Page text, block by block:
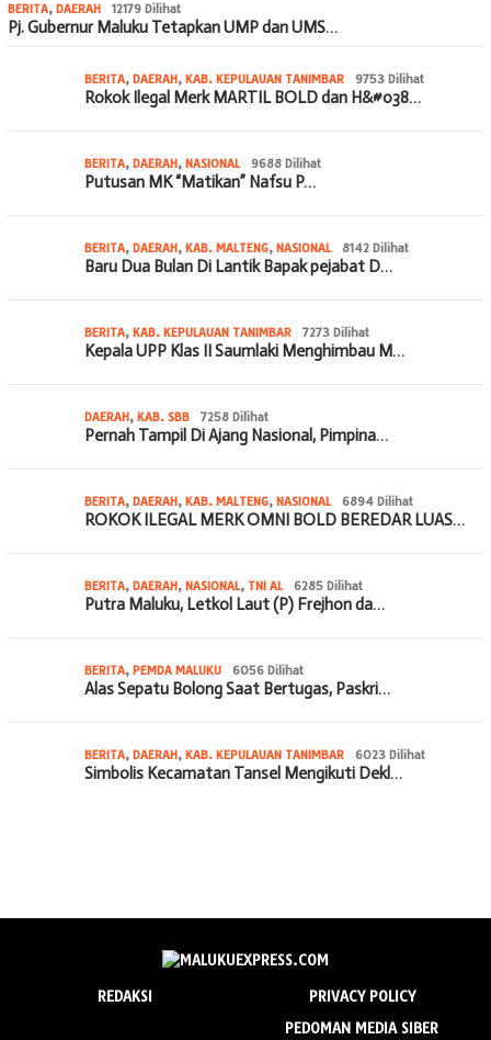
BERITA, DAERAH 12179 Dilihat
Pj. Gubernur Maluku Tetapkan UMP dan UMS…
BERITA, DAERAH, KAB. KEPULAUAN TANIMBAR 9753 Dilihat
Rokok Ilegal Merk MARTIL BOLD dan H&#038…
BERITA, DAERAH, NASIONAL 9688 Dilihat
Putusan MK “Matikan” Nafsu P…
BERITA, DAERAH, KAB. MALTENG, NASIONAL 8142 Dilihat
Baru Dua Bulan Di Lantik Bapak pejabat D…
BERITA, KAB. KEPULAUAN TANIMBAR 7273 Dilihat
Kepala UPP Klas II Saumlaki Menghimbau M…
DAERAH, KAB. SBB 7258 Dilihat
Pernah Tampil Di Ajang Nasional, Pimpina…
BERITA, DAERAH, KAB. MALTENG, NASIONAL 6894 Dilihat
ROKOK ILEGAL MERK OMNI BOLD BEREDAR LUAS…
BERITA, DAERAH, NASIONAL, TNI AL 6285 Dilihat
Putra Maluku, Letkol Laut (P) Frejhon da…
BERITA, PEMDA MALUKU 6056 Dilihat
Alas Sepatu Bolong Saat Bertugas, Paskri…
BERITA, DAERAH, KAB. KEPULAUAN TANIMBAR 6023 Dilihat
Simbolis Kecamatan Tansel Mengikuti Dekl…
REDAKSI
PRIVACY POLICY
PEDOMAN MEDIA SIBER